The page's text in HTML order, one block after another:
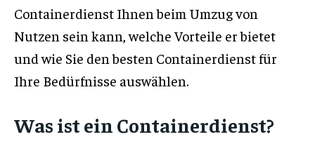
Containerdienst Ihnen beim Umzug von
Nutzen sein kann, welche Vorteile er bietet
und wie Sie den besten Containerdienst für
Ihre Bedürfnisse auswählen.
Was ist ein Containerdienst?